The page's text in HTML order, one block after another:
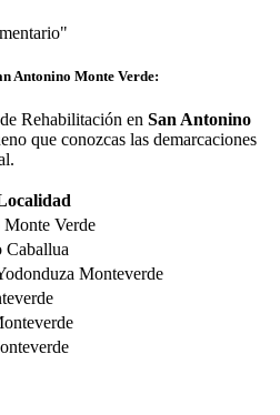
Antonino Monte Verde:
Rehabilitación en San Antonino
que conozcas las demarcaciones
Verde
Caballua
Monteverde